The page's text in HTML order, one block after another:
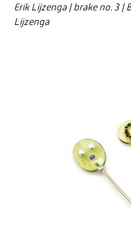
Erik Lijzenga | brake no. 3 |
Lijzenga